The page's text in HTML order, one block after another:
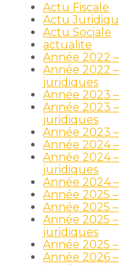
Actu Fiscale
Actu
Actu Sociale
actualite
Année 2022
Année 2022
juridiques
Année 2023
Année 2023
juridiques
Année 2023
Année 2024
Année 2024
juridiques
Année 2024
Année 2025 –
Année 2025
Année 2025
juridiques
Année 2025
Année 2026 –